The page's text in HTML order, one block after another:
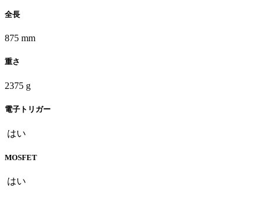
全長
875 mm
重さ
2375 g
電子トリガー
はい
MOSFET
はい